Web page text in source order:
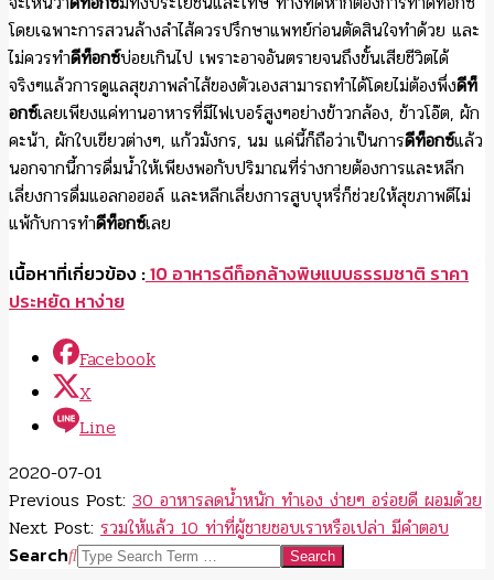
โดยเฉพาะการสวนล้างลำไส้ควรปรึกษาแพทย์ก่อนตัดสินใจทำด้วย และ
ไม่ควรทำดีท็อกซ์บ่อยเกินไป เพราะอาจอันตรายจนถึงขั้นเสียชีวิตได้
จริงๆแล้วการดูแลสุขภาพลำไส้ของตัวเองสามารถทำได้โดยไม่ต้องพึ่งดีท็
อกซ์เลยเพียงแค่ทานอาหารที่มีไฟเบอร์สูงๆอย่างข้าวกล้อง, ข้าวโอ๊ต, ผัก
คะน้า, ผักใบเขียวต่างๆ, แก้วมังกร, นม แค่นี้ก็ถือว่าเป็นการดีท็อกซ์แล้ว
นอกจากนี้การดื่มน้ำให้เพียงพอกับปริมาณที่ร่างกายต้องการและหลีก
เลี่ยงการดื่มแอลกอฮอล์ และหลีกเลี่ยงการสูบบุหรี่ก็ช่วยให้สุขภาพดีไม่
แพ้กับการทำดีท็อกซ์เลย
เนื้อหาที่เกี่ยวข้อง :10 อาหารดีท็อกล้างพิษแบบธรรมชาติ ราคา
ประหยัด หาง่าย
Facebook
X
Line
2020-07-01
Previous Post: 30 อาหารลดน้ำหนัก ทำเอง ง่ายๆ อร่อยดี ผอมด้วย
Next Post: รวมให้แล้ว 10 ท่าที่ผู้ชายชอบเราหรือเปล่า มีคำตอบ
Search